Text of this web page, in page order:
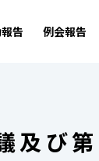
告 例会報告
及び